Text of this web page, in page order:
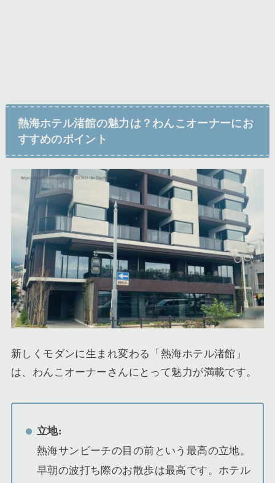
熱海ホテル渚館の魅力は？わんこオーナーにお
すすめのポイント
新しくモダンに生まれ変わる「熱海ホテル渚館」
は、わんこオーナーさんにとって魅力が満載です。
立地:
熱海サンビーチの目の前という最高の立地。
早朝の波打ち際のお散歩は最高です。ホテル